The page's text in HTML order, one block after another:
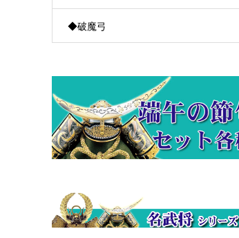
◆破魔弓